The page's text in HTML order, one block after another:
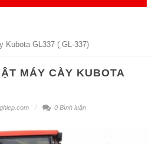
Kubota GL337 ( GL-337)
MÁY CÀY KUBOTA
0 Bình luận